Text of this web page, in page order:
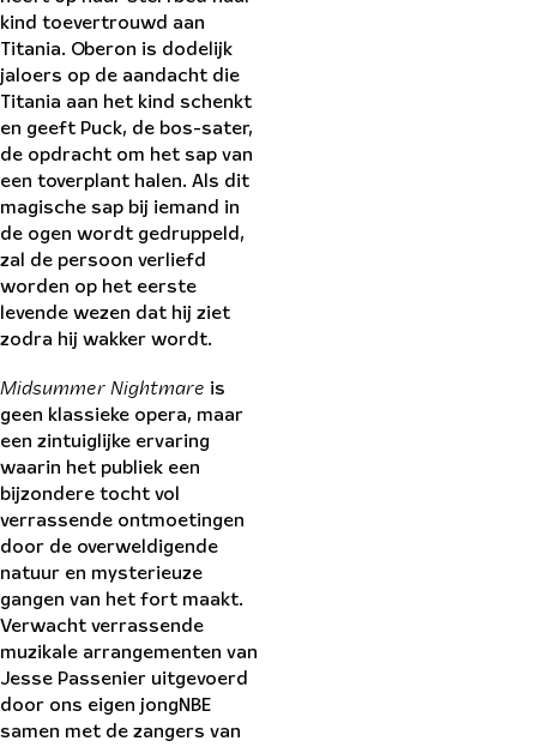
kind toevertrouwd aan
Titania. Oberon is dodelijk
jaloers op de aandacht die
Titania aan het kind schenkt
en geeft Puck, de bos-sater,
de opdracht om het sap van
een toverplant halen. Als dit
magische sap bij iemand in
de ogen wordt gedruppeld,
zal de persoon verliefd
worden op het eerste
levende wezen dat hij ziet
zodra hij wakker wordt.
Midsummer Nightmare is
geen klassieke opera, maar
een zintuiglijke ervaring
waarin het publiek een
bijzondere tocht vol
verrassende ontmoetingen
door de overweldigende
natuur en mysterieuze
gangen van het fort maakt.
Verwacht verrassende
muzikale arrangementen van
Jesse Passenier uitgevoerd
door ons eigen jongNBE
samen met de zangers van